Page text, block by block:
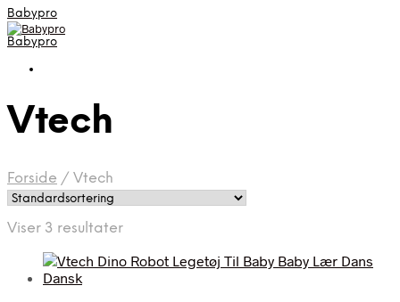
Babypro
Babypro
Vtech
Forside / Vtech
Viser 3 resultater